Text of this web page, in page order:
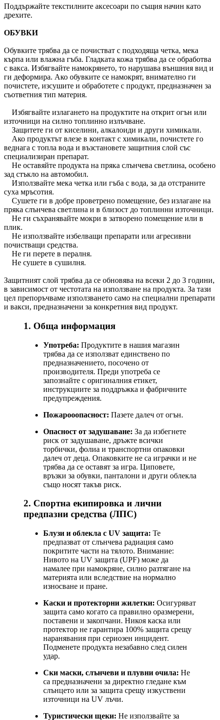
Поддържайте текстилните аксесоари по същия начин като
дрехите.
ОБУВКИ
Обувките трябва да се почистват с подходяща четка, мека
кърпа или влажна гъба. Гладката кожа трябва да се обработва
с вакса. Избягвайте намокрянето, то нарушава външния вид и
ги деформира. Ако обувките се намокрят, внимателно ги
почистете, изсушите и обработете с продукт, предназначен за
съответния тип материя.
Избягвайте излагането на продуктите на открит огън или
източници на силно топлинно излъчване.
Защитете ги от киселини, алкалоиди и други химикали.
Ако продуктът влезе в контакт с химикали, почистете го
веднага с топла вода и възстановете защитния слой със
специализиран препарат.
Не оставяйте продукта на пряка слънчева светлина, особено
зад стъкло на автомобил.
Използвайте мека четка или гъба с вода, за да отстраните
суха мръсотия.
Сушете ги в добре проветрено помещение, без излагане на
пряка слънчева светлина и в близост до топлинни източници.
Не ги съхранявайте мокри в затворено помещение или в
плик.
Не използвайте избелващи препарати или агресивни
почистващи средства.
Не ги перете в пералня.
Не сушете в сушилня.
Защитният слой трябва да се обновява на всеки 2 до 3 години,
в зависимост от честотата на използване на продукта. За тази
цел препоръчваме използването само на специални препарати
и вакси, предназначени за конкретния вид продукт.
1. Обща информация
Употреба: Продуктите в нашия магазин
трябва да се използват единствено по
предназначението, посочено от
производителя. Преди употреба се
запознайте с оригиналния етикет,
инструкциите за поддръжка и фабричните
предупреждения.
Пожарооопасност: Пазете далеч от огън.
Опасност от задушаване: За да избегнете
риск от задушаване, дръжте всички
торбички, фолиа и транспортни опаковки
далеч от деца. Опаковките не са играчки и не
трябва да се оставят за игра. Циповете,
връзки за обувки, панталони и други облекла
също носят такъв риск.
2. Спортна екипировка и лични
предпазни средства (ЛПС)
Блузи и облекла с UV защита: Те
предпазват от слънчева радиация само
покритите части на тялото. Внимание:
Нивото на UV защита (UPF) може да
намалее при намокряне, силно разтягане на
материята или вследствие на нормално
износване и пране.
Каски и протекторни жилетки: Осигуряват
защита само когато са правилно оразмерени,
поставени и закопчани. Никоя каска или
протектор не гарантира 100% защита срещу
наранявания при сериозен инцидент.
Подменете продукта незабавно след силен
удар.
Ски маски, слънчеви и плувни очила: Не
са предназначени за директно гледане към
слънцето или за защита срещу изкуствени
източници на UV лъчи.
Туристически щеки: Не използвайте за